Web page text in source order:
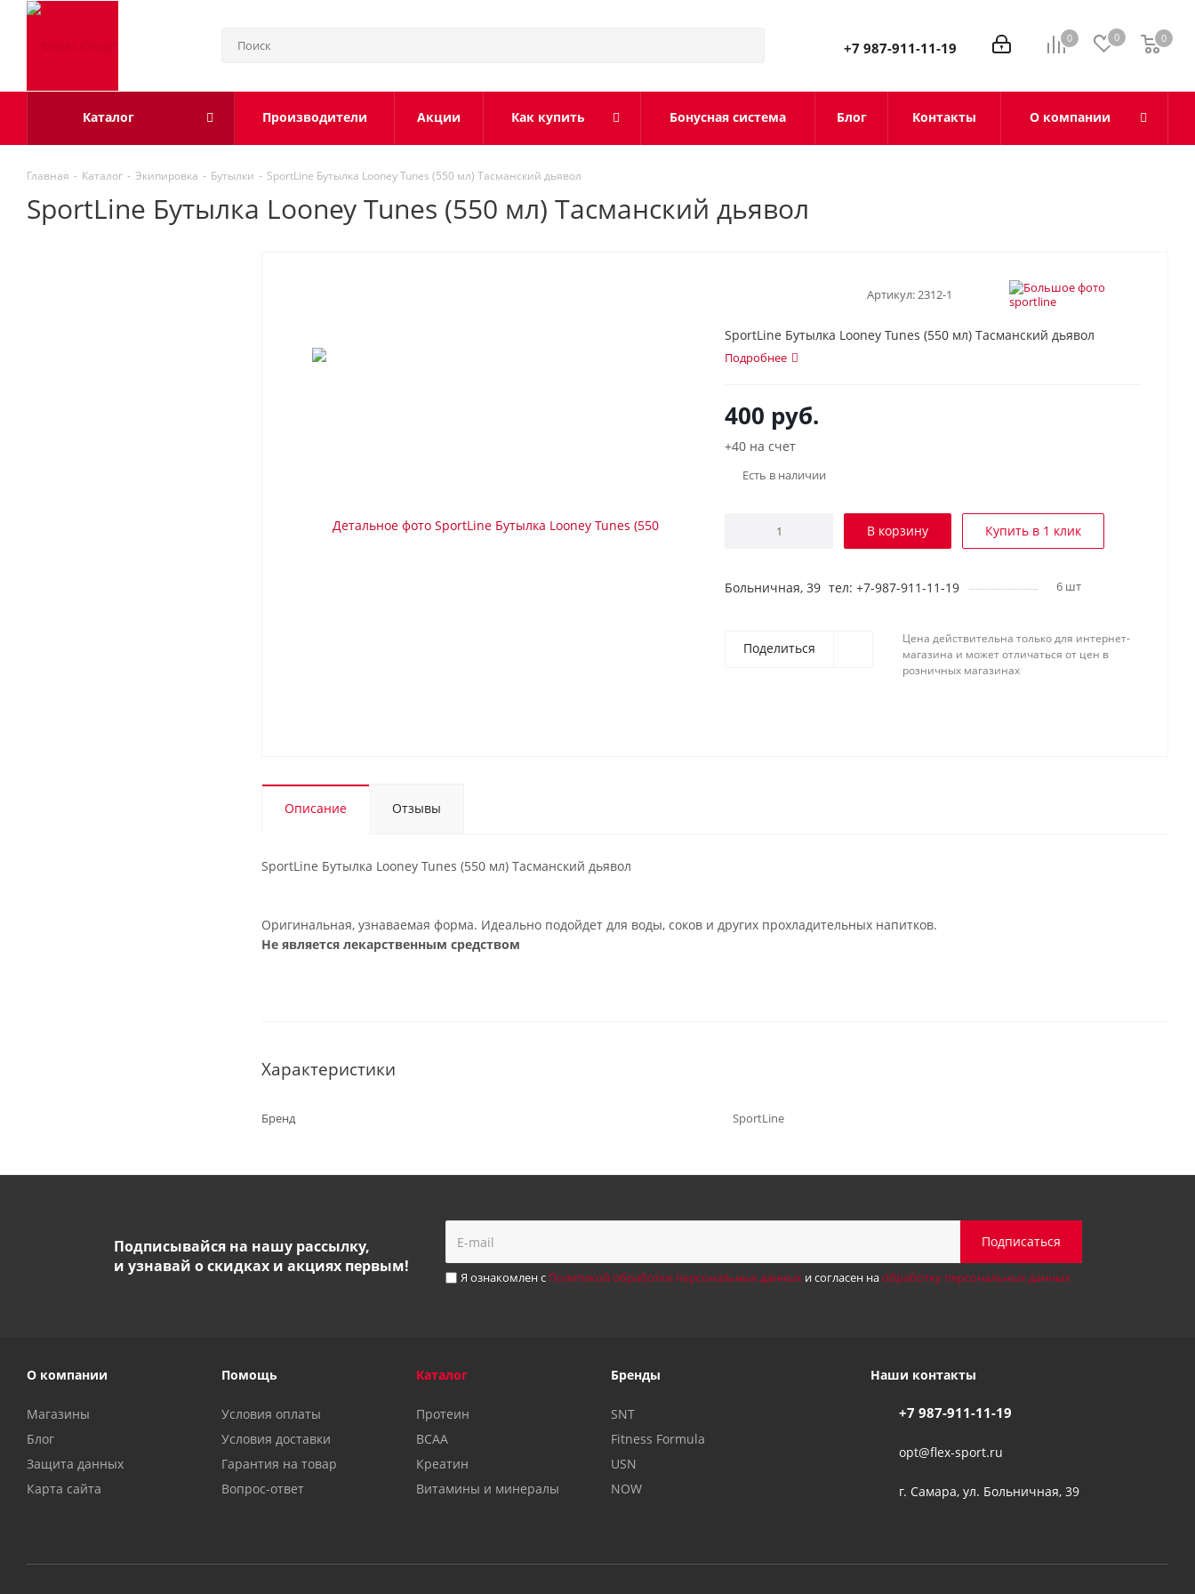
0 0 0
0
+7 987-911-11-19
Каталог Производители Акции Как купить Бонусная система Блог Контакты О компании
Главная - Каталог - Экипировка - Бутылки - SportLine Бутылка Looney Tunes (550 мл) Тасманский дьявол
SportLine Бутылка Looney Tunes (550 мл) Тасманский дьявол
Артикул:2312-1
SportLine Бутылка Looney Tunes (550 мл) Тасманский дьявол
Подробнее
400 руб.
+40 на счет
Есть в наличии
В корзину Купить в 1 клик
Больничная, 39 тел: +7-987-911-11-19 6 шт
Поделиться
Цена действительна только для интернет-
магазина и может отличаться от цен в
розничных магазинах
Описание Отзывы
SportLine Бутылка Looney Tunes (550 мл) Тасманский дьявол
Оригинальная, узнаваемая форма. Идеально подойдет для воды, соков и других прохладительных напитков.
Не является лекарственным средством
Характеристики
Бренд SportLine
Подписывайся на нашу рассылку,
и узнавай о скидках и акциях первым!
Я ознакомлен с Политикой обработки персональных данныхи согласен наобработку персональных данных
О компании
Магазины
Блог
Защита данных
Карта сайта
Помощь
Условия оплаты
Условия доставки
Гарантия на товар
Вопрос-ответ
Каталог
Протеин
BCAA
Креатин
Витамины и минералы
Бренды
SNT
Fitness Formula
USN
NOW
Наши контакты
+7 987-911-11-19
opt@flex-sport.ru
г. Самара, ул. Больничная, 39